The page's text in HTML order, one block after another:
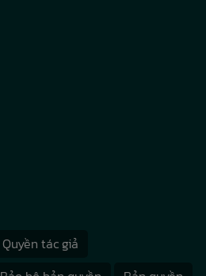
Quyền tác giả